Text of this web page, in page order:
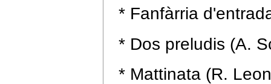
* Fanfàrria
* Dos preludis (A.
* Mattinata (R.